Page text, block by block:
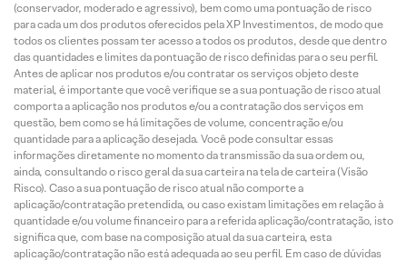
(conservador, moderado e agressivo), bem como uma pontuação de risco
para cada um dos produtos oferecidos pela XP Investimentos, de modo que
todos os clientes possam ter acesso a todos os produtos, desde que dentro
das quantidades e limites da pontuação de risco definidas para o seu perfil.
Antes de aplicar nos produtos e/ou contratar os serviços objeto deste
material, é importante que você verifique se a sua pontuação de risco atual
comporta a aplicação nos produtos e/ou a contratação dos serviços em
questão, bem como se há limitações de volume, concentração e/ou
quantidade para a aplicação desejada. Você pode consultar essas
informações diretamente no momento da transmissão da sua ordem ou,
ainda, consultando o risco geral da sua carteira na tela de carteira (Visão
Risco). Caso a sua pontuação de risco atual não comporte a
aplicação/contratação pretendida, ou caso existam limitações em relação à
quantidade e/ou volume financeiro para a referida aplicação/contratação, isto
significa que, com base na composição atual da sua carteira, esta
aplicação/contratação não está adequada ao seu perfil. Em caso de dúvidas